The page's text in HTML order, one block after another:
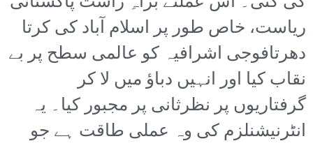
ریاست، خاص طور پر اسلام آباد کی کرتا
دھرتافوجی اشرافیہ کو عالمی سطح پر بے
نقاب کیا اور انہیں دباؤ میں لا کر
گرفتاریوں پر نظرثانی پر مجبور کیا۔ یہ
انٹرنیشنلزم کی وہ عملی طاقت ہے جو